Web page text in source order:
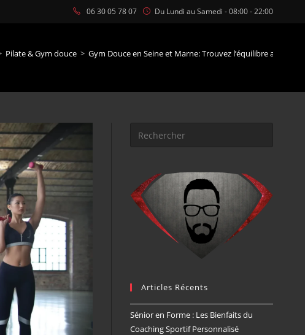
06 30 05 78 07 Du Lundi au Samedi - 08:00 - 22:00
Pilate & Gym douce > Gym Douce en Seine et Marne: Trouvez l’équilibre avec
Articles Récents
Sénior en Forme : Les Bienfaits du
Coaching Sportif Personnalisé